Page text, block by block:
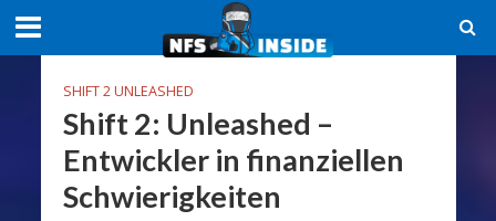
SHIFT 2 UNLEASHED
Shift 2: Unleashed –
Entwickler in finanziellen
Schwierigkeiten